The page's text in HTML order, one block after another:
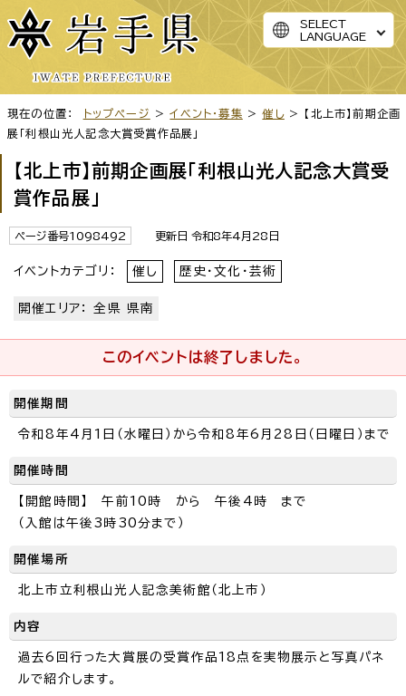
SELECT
LANGUAGE
現在の位置： トップページ >イベント・募集 >催し> 【北上市】前期企画
展「利根山光人記念大賞受賞作品展」
【北上市】前期企画展「利根山光人記念大賞受
賞作品展」
ページ番号1098492 更新日 令和8年4月28日
イベントカテゴリ： 催し 歴史・文化・芸術
開催エリア： 全県 県南
このイベントは終了しました。
開催期間
令和8年4月1日（水曜日）から令和8年6月28日（日曜日）まで
開催時間
【開館時間】 午前10時 から 午後4時 まで
（入館は午後3時30分まで）
開催場所
北上市立利根山光人記念美術館（北上市）
内容
過去6回行った大賞展の受賞作品18点を実物展示と写真パネ
ルで紹介します。